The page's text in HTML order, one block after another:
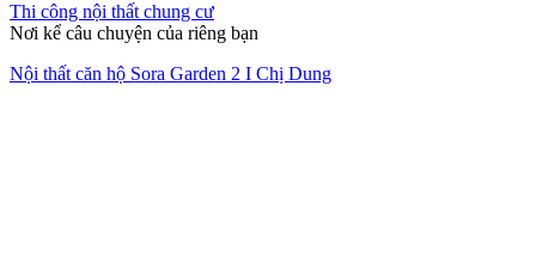
Thi công nội thất chung cư
Nơi kể câu chuyện của riêng bạn
Nội thất căn hộ Sora Garden 2 I Chị Dung